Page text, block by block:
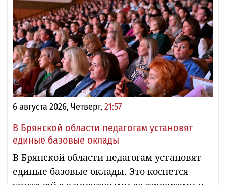
6 августа 2026, Четверг, 21:57
В Брянской области педагогам установят
единые базовые оклады
В Брянской области педагогам установят
единые базовые оклады. Это коснется